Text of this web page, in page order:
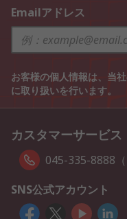
Emailアドレス
お客様の個人情報は、当
に取り扱いを行います。
カスタマーサービス
045-335-8888
SNS公式アカウント